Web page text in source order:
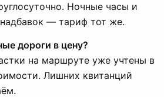
Ночные часы и
— тариф тот же.
дороги в цену?
на маршруте уже учтены в
Лишних квитанций